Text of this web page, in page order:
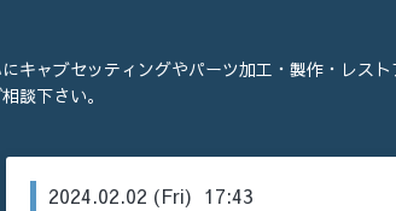
キャブセッティングやパーツ加工・製作・レスト
談下さい。
2024.02.02 (Fri) 17:43